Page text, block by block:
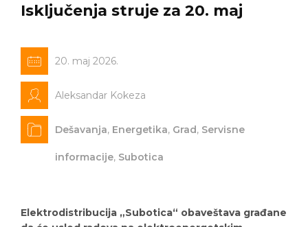
Isključenja struje za 20. maj
20. maj 2026.
Aleksandar Kokeza
Dešavanja, Energetika, Grad, Servisne
informacije, Subotica
Elektrodistribucija „Subotica“ obaveštava građane